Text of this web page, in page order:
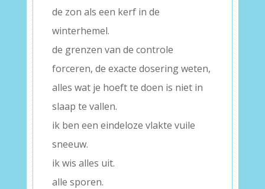
de zon als een kerf in de
winterhemel.
de grenzen van de controle
forceren, de exacte dosering weten,
alles wat je hoeft te doen is niet in
slaap te vallen.
ik ben een eindeloze vlakte vuile
sneeuw.
ik wis alles uit.
alle sporen.